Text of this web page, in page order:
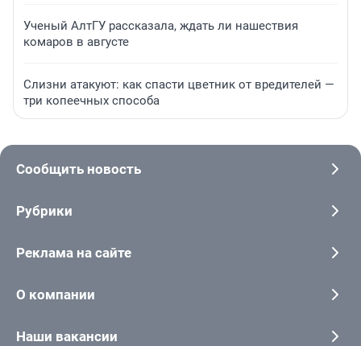
Ученый АлтГУ рассказала, ждать ли нашествия
комаров в августе
Слизни атакуют: как спасти цветник от вредителей —
три копеечных способа
Сообщить новость
Рубрики
Реклама на сайте
О компании
Наши вакансии